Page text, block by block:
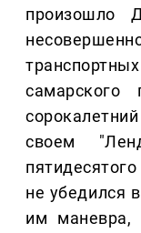
произошло
самарского
своем
не убедился
им маневра,